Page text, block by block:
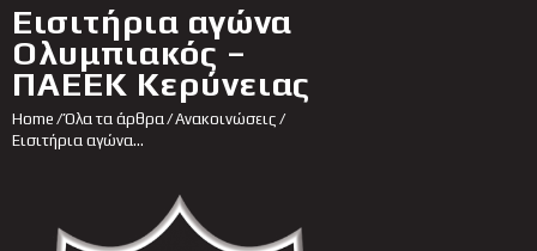
Εισιτήρια αγώνα
Ολυμπιακός –
ΠΑΕΕΚ Κερύνειας
Home Όλα τα άρθρα
Ανακοινώσεις
Εισιτήρια αγώνα...
ΟΜΑΔΑ
ΑΚΑΔΗΜΙΕΣ
ΣΩΜΑΤΕΙΟ
ΕΙΣΙΤΗΡΙΑ